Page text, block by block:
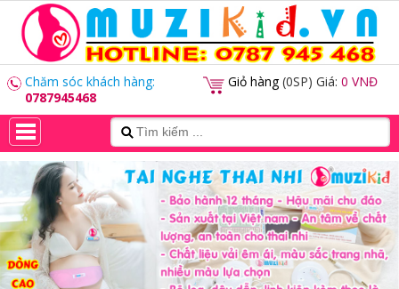
Chăm sóc khách hàng:
0787945468
Giỏ hàng(0SP) Giá: 0 VNĐ